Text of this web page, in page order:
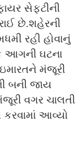
સેફટીની
છે.શહેરની
રહી હોવાનું
ઘટના
મંજૂરી
બની જાય
વગર ચાલતી
કરવામાં આવ્યો